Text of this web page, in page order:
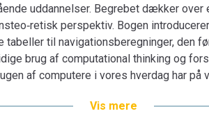
uddannelser. Begrebet dækker
perspektiv. Bogen
tabeller til na­vi­ga­ti­ons­be­reg­ninger, den
brug af computational thinking og
af computere i vores hverdag har på
Vis mere